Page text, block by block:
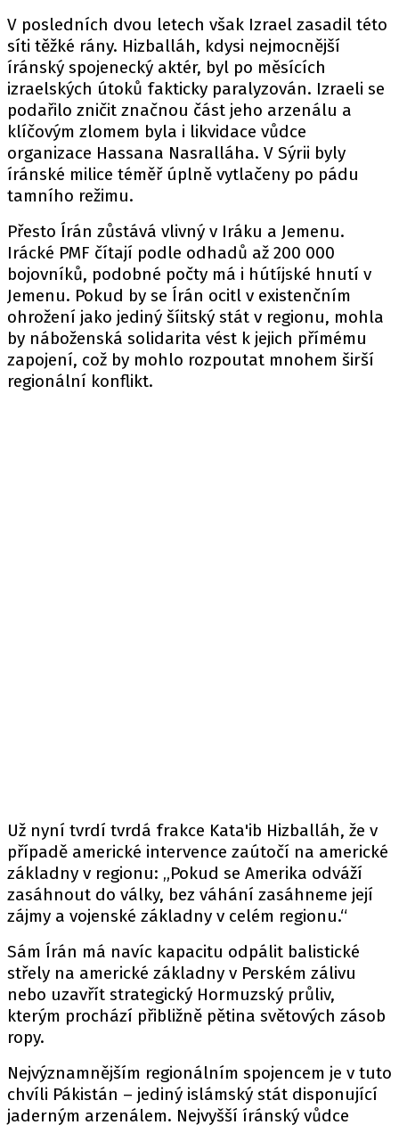
V posledních dvou letech však Izrael zasadil této
síti těžké rány. Hizballáh, kdysi nejmocnější
íránský spojenecký aktér, byl po měsících
izraelských útoků fakticky paralyzován. Izraeli se
podařilo zničit značnou část jeho arzenálu a
klíčovým zlomem byla i likvidace vůdce
organizace Hassana Nasralláha. V Sýrii byly
íránské milice téměř úplně vytlačeny po pádu
tamního režimu.
Přesto Írán zůstává vlivný v Iráku a Jemenu.
Irácké PMF čítají podle odhadů až 200 000
bojovníků, podobné počty má i hútíjské hnutí v
Jemenu. Pokud by se Írán ocitl v existenčním
ohrožení jako jediný šíitský stát v regionu, mohla
by náboženská solidarita vést k jejich přímému
zapojení, což by mohlo rozpoutat mnohem širší
regionální konflikt.
Už nyní tvrdí tvrdá frakce Kata'ib Hizballáh, že v
případě americké intervence zaútočí na americké
základny v regionu: „Pokud se Amerika odváží
zasáhnout do války, bez váhání zasáhneme její
zájmy a vojenské základny v celém regionu.“
Sám Írán má navíc kapacitu odpálit balistické
střely na americké základny v Perském zálivu
nebo uzavřít strategický Hormuzský průliv,
kterým prochází přibližně pětina světových zásob
ropy.
Nejvýznamnějším regionálním spojencem je v tuto
chvíli Pákistán – jediný islámský stát disponující
jaderným arzenálem. Nejvyšší íránský vůdce